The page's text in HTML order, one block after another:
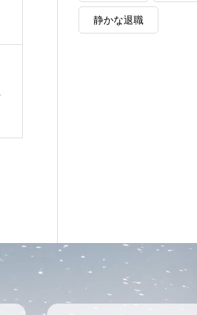
静かな退職